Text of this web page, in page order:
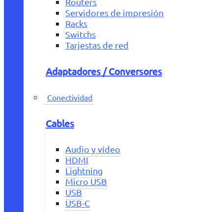
Servidores de impresión
Racks
Switchs
Tarjestas de red
Adaptadores / Conversores
Conectividad
Cables
Audio y vídeo
HDMI
Lightning
Micro USB
USB
USB-C